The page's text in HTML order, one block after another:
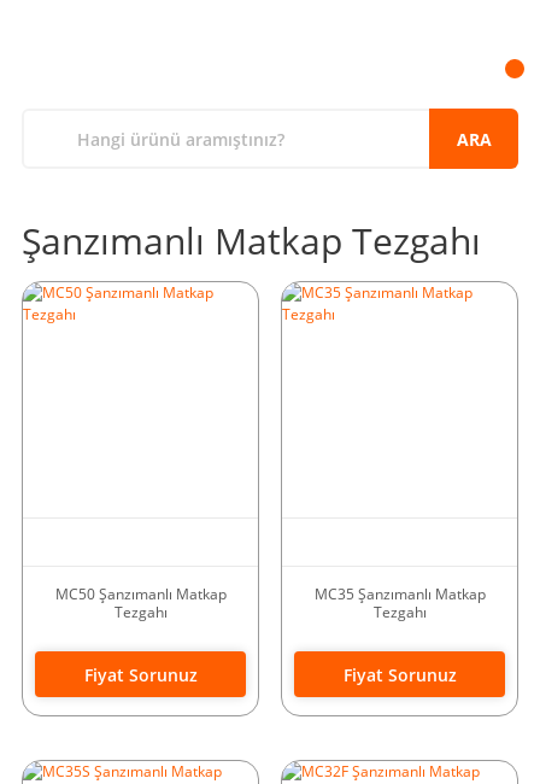
ARA
Şanzımanlı Matkap Tezgahı
MC50 Şanzımanlı Matkap
Tezgahı
Fiyat Sorunuz
MC35 Şanzımanlı Matkap
Tezgahı
Fiyat Sorunuz